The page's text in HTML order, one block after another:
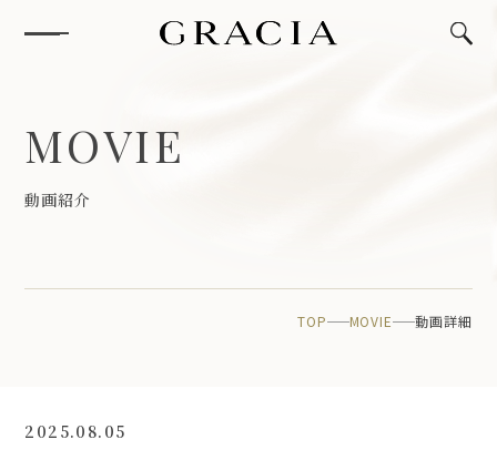
MOVIE
動画紹介
TOP MOVIE 動画詳細
2025.08.05